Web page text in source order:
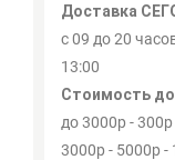
Доставка
с 09 до 20
13:00
Стоимость
до 3000р - 300р
3000р - 5000р -